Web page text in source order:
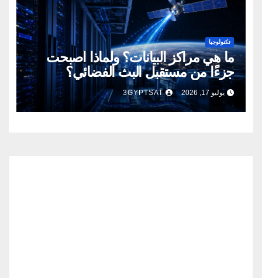
تكنولوجيا
ما هي مراكز البيانات؟ ولماذا أصبحت
جزءًا من مستقبل البث الفضائي؟
يوليو 17, 2026 3GYPTSAT